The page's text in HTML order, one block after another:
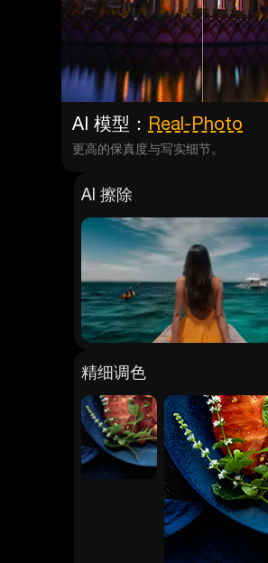
AI 擦除
精细调色
AI 模型： Real-Photo
更高的保真度与写实细节。